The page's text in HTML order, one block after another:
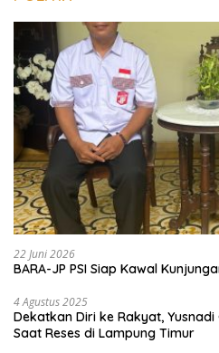
22 Juni 2026
BARA-JP PSI Siap Kawal
4 Agustus 2025
Dekatkan Diri ke Rakyat,
Saat Reses di Lampung Timur